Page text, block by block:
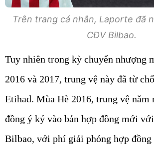
Trên trang cá nhân, Laporte đã
CĐV Bilbao.
Tuy nhiên trong kỳ chuyển nhượng
2016 và 2017, trung vệ này đã từ
Etihad. Mùa Hè 2016, trung vệ năm
đồng ý ký vào bản hợp đồng mới
Bilbao, với phí giải phóng hợp